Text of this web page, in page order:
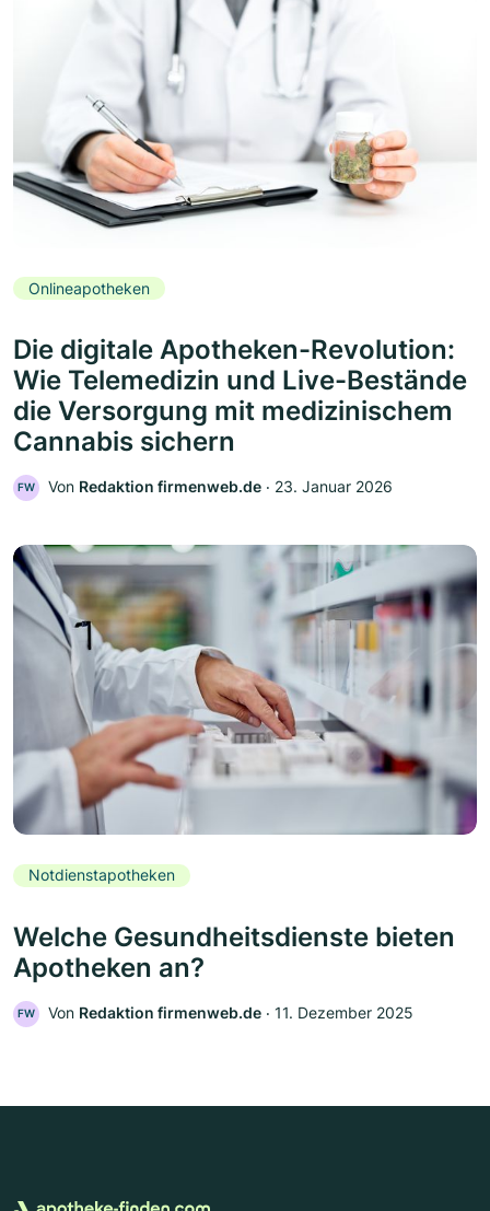
Onlineapotheken
Die digitale Apotheken-Revolution:
Wie Telemedizin und Live-Bestände
die Versorgung mit medizinischem
Cannabis sichern
FW Von Redaktion firmenweb.de ‧ 23. Januar 2026
Notdienstapotheken
Welche Gesundheitsdienste bieten
Apotheken an?
FW Von Redaktion firmenweb.de ‧ 11. Dezember 2025